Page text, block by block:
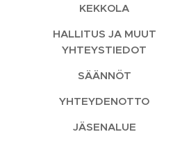
KEKKOLA
HALLITUS JA MUUT
YHTEYSTIEDOT
SÄÄNNÖT
YHTEYDENOTTO
JÄSENALUE